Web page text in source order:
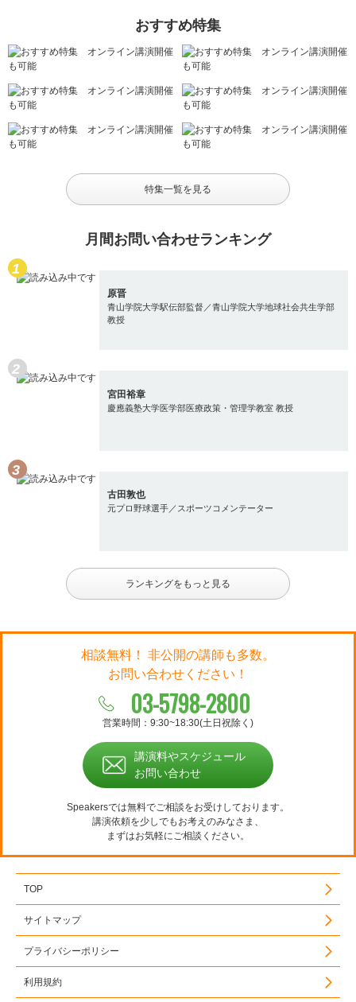
おすすめ特集
特集一覧を見る
月間お問い合わせランキング
原晋
青山学院大学駅伝部監督／青山学院大学地球社会共生学部
教授
宮田裕章
慶應義塾大学医学部医療政策・管理学教室 教授
古田敦也
元プロ野球選手／スポーツコメンテーター
ランキングをもっと見る
相談無料！ 非公開の講師も多数。
お問い合わせください！
03-5798-2800
営業時間：9:30~18:30(土日祝除く)
講演料やスケジュール
お問い合わせ
Speakersでは無料でご相談をお受けしております。
講演依頼を少しでもお考えのみなさま、
まずはお気軽にご相談ください。
TOP
サイトマップ
プライバシーポリシー
利用規約